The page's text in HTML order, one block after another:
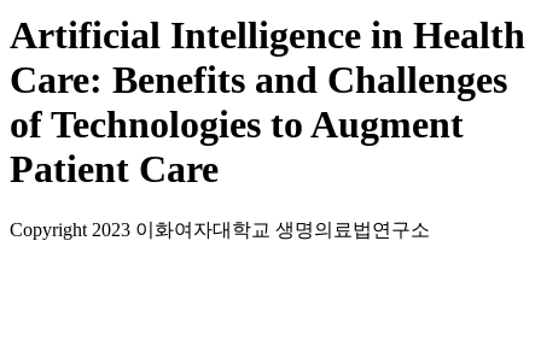
Artificial Intelligence in Health
Care: Benefits and Challenges
of Technologies to Augment
Patient Care
Copyright 2023 이화여자대학교 생명의료법연구소